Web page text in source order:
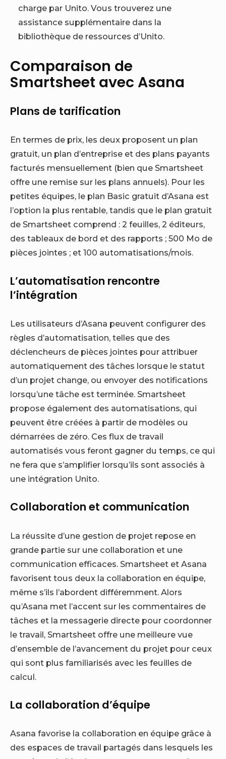
charge par Unito. Vous trouverez une
assistance supplémentaire dans la
bibliothèque de ressources d’Unito.
Comparaison de
Smartsheet avec Asana
Plans de tarification
En termes de prix, les deux proposent un plan
gratuit, un plan d’entreprise et des plans payants
facturés mensuellement (bien que Smartsheet
offre une remise sur les plans annuels). Pour les
petites équipes, le plan Basic gratuit d’Asana est
l’option la plus rentable, tandis que le plan gratuit
de Smartsheet comprend : 2 feuilles, 2 éditeurs,
des tableaux de bord et des rapports ; 500 Mo de
pièces jointes ; et 100 automatisations/mois.
L’automatisation rencontre
l’intégration
Les utilisateurs d’Asana peuvent configurer des
règles d’automatisation, telles que des
déclencheurs de pièces jointes pour attribuer
automatiquement des tâches lorsque le statut
d’un projet change, ou envoyer des notifications
lorsqu’une tâche est terminée. Smartsheet
propose également des automatisations, qui
peuvent être créées à partir de modèles ou
démarrées de zéro. Ces flux de travail
automatisés vous feront gagner du temps, ce qui
ne fera que s’amplifier lorsqu’ils sont associés à
une intégration Unito.
Collaboration et communication
La réussite d’une gestion de projet repose en
grande partie sur une collaboration et une
communication efficaces. Smartsheet et Asana
favorisent tous deux la collaboration en équipe,
même s’ils l’abordent différemment. Alors
qu’Asana met l’accent sur les commentaires de
tâches et la messagerie directe pour coordonner
le travail, Smartsheet offre une meilleure vue
d’ensemble de l’avancement du projet pour ceux
qui sont plus familiarisés avec les feuilles de
calcul.
La collaboration d’équipe
Asana favorise la collaboration en équipe grâce à
des espaces de travail partagés dans lesquels les